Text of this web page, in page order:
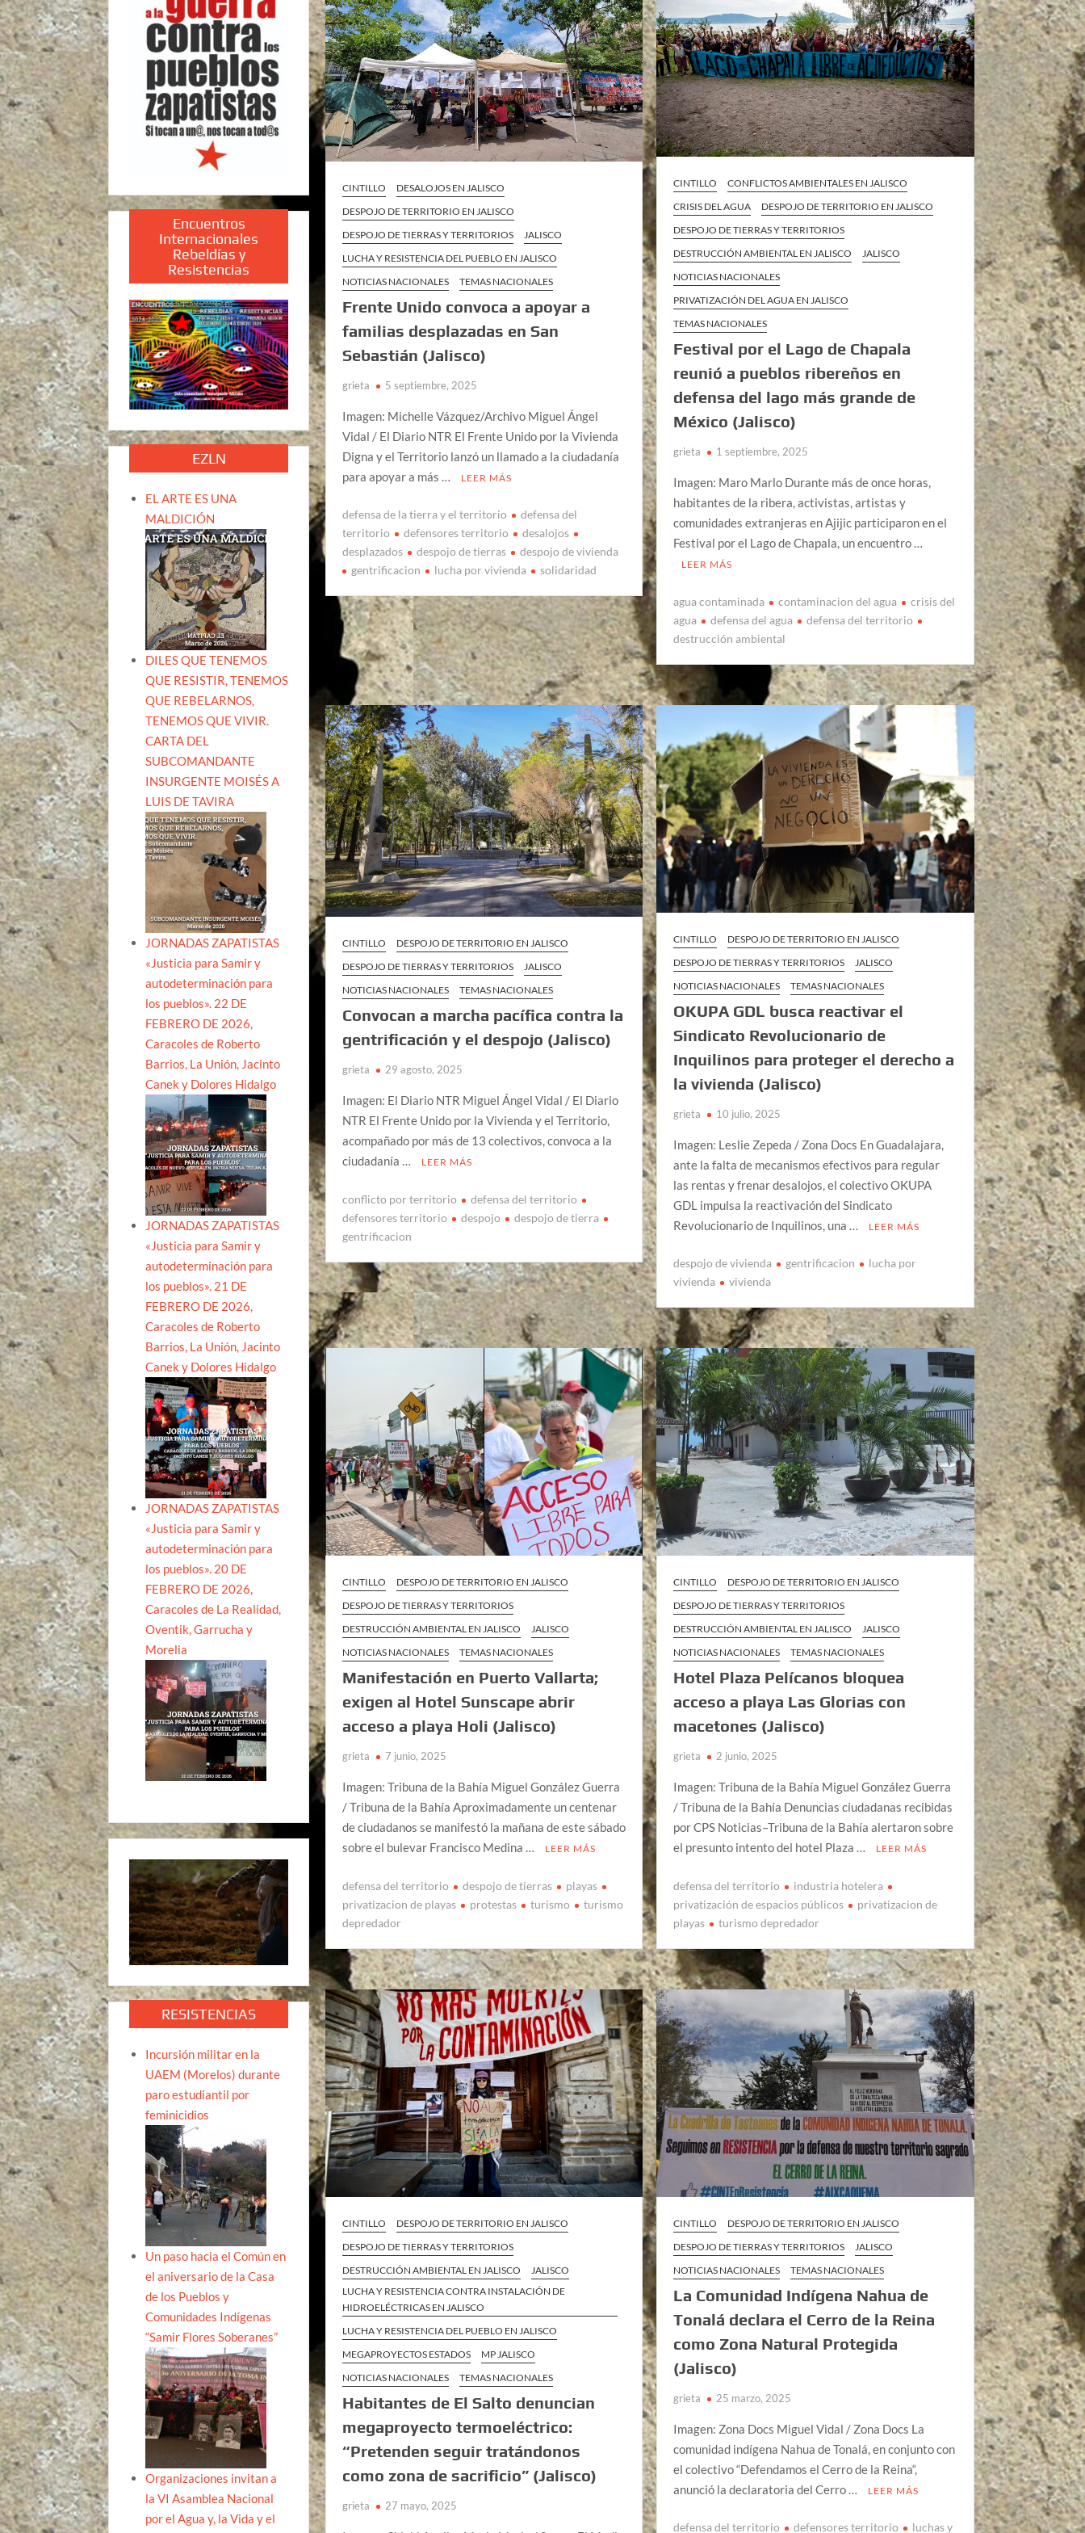
CINTILLO
DESALOJOS EN JALISCO
DESPOJO DE TERRITORIO EN JALISCO
DESPOJO DE TIERRAS Y TERRITORIOS
JALISCO
LUCHA Y RESISTENCIA DEL PUEBLO EN JALISCO
NOTICIAS NACIONALES
TEMAS NACIONALES
Frente Unido convoca a apoyar a
familias desplazadas en San
Sebastián (Jalisco)
grieta 5 septiembre, 2025
Imagen: Michelle Vázquez/Archivo Miguel Ángel
Vidal / El Diario NTR El Frente Unido por la Vivienda
Digna y el Territorio lanzó un llamado a la ciudadanía
para apoyar a más …
LEER MÁS
defensa de la tierra y el territorio
defensa del
territorio
defensores territorio
desalojos
desplazados
despojo de tierras
despojo de vivienda
gentrificacion
lucha por vivienda solidaridad
CINTILLO
CONFLICTOS AMBIENTALES EN JALISCO
CRISIS DEL AGUA
DESPOJO DE TERRITORIO EN JALISCO
DESPOJO DE TIERRAS Y TERRITORIOS
DESTRUCCIÓN AMBIENTAL EN JALISCO
JALISCO
NOTICIAS NACIONALES
PRIVATIZACIÓN DEL AGUA EN JALISCO
TEMAS NACIONALES
Festival por el Lago de Chapala
reunió a pueblos ribereños en
defensa del lago más grande de
México (Jalisco)
grieta 1 septiembre, 2025
Imagen: Maro Marlo Durante más de once horas,
habitantes de la ribera, activistas, artistas y
comunidades extranjeras en Ajijic participaron en el
Festival por el Lago de Chapala, un encuentro …
LEER MÁS
agua contaminada contaminacion del agua
crisis del
agua
defensa del agua
defensa del territorio
destrucción ambiental
CINTILLO
DESPOJO DE TERRITORIO EN JALISCO
DESPOJO DE TIERRAS Y TERRITORIOS
JALISCO
NOTICIAS NACIONALES
TEMAS NACIONALES
Convocan a marcha pacífica contra la
gentrificación y el despojo (Jalisco)
grieta 29 agosto, 2025
Imagen: El Diario NTR Miguel Ángel Vidal / El Diario
NTR El Frente Unido por la Vivienda y el Territorio,
acompañado por más de 13 colectivos, convoca a la
ciudadanía …
LEER MÁS
conflicto por territorio
defensa del territorio
defensores territorio
despojo
despojo de tierra
gentrificacion
CINTILLO
DESPOJO DE TERRITORIO EN JALISCO
DESPOJO DE TIERRAS Y TERRITORIOS
JALISCO
NOTICIAS NACIONALES
TEMAS NACIONALES
OKUPA GDL busca reactivar el
Sindicato Revolucionario de
Inquilinos para proteger el derecho a
la vivienda (Jalisco)
grieta 10 julio, 2025
Imagen: Leslie Zepeda / Zona Docs En Guadalajara,
ante la falta de mecanismos efectivos para regular
las rentas y frenar desalojos, el colectivo OKUPA
GDL impulsa la reactivación del Sindicato
Revolucionario de Inquilinos, una …
LEER MÁS
despojo de vivienda gentrificacion
lucha por
vivienda
vivienda
CINTILLO
DESPOJO DE TERRITORIO EN JALISCO
DESPOJO DE TIERRAS Y TERRITORIOS
DESTRUCCIÓN AMBIENTAL EN JALISCO
JALISCO
NOTICIAS NACIONALES
TEMAS NACIONALES
Manifestación en Puerto Vallarta;
exigen al Hotel Sunscape abrir
acceso a playa Holi (Jalisco)
grieta 7 junio, 2025
Imagen: Tribuna de la Bahía Miguel González Guerra
/ Tribuna de la Bahía Aproximadamente un centenar
de ciudadanos se manifestó la mañana de este sábado
sobre el bulevar Francisco Medina …
LEER MÁS
defensa del territorio despojo de tierras
playas
privatizacion de playas
protestas turismo
turismo
depredador
CINTILLO
DESPOJO DE TERRITORIO EN JALISCO
DESPOJO DE TIERRAS Y TERRITORIOS
DESTRUCCIÓN AMBIENTAL EN JALISCO
JALISCO
NOTICIAS NACIONALES
TEMAS NACIONALES
Hotel Plaza Pelícanos bloquea
acceso a playa Las Glorias con
macetones (Jalisco)
grieta 2 junio, 2025
Imagen: Tribuna de la Bahía Miguel González Guerra
/ Tribuna de la Bahía Denuncias ciudadanas recibidas
por CPS Noticias–Tribuna de la Bahía alertaron sobre
el presunto intento del hotel Plaza …
LEER MÁS
defensa del territorio
industria hotelera
privatización de espacios públicos
privatizacion de
playas
turismo depredador
CINTILLO
DESPOJO DE TERRITORIO EN JALISCO
DESPOJO DE TIERRAS Y TERRITORIOS
DESTRUCCIÓN AMBIENTAL EN JALISCO
JALISCO
LUCHA Y RESISTENCIA CONTRA INSTALACIÓN DE
HIDROELÉCTRICAS EN JALISCO
LUCHA Y RESISTENCIA DEL PUEBLO EN JALISCO
MEGAPROYECTOS ESTADOS
MP JALISCO
NOTICIAS NACIONALES
TEMAS NACIONALES
Habitantes de El Salto denuncian
megaproyecto termoeléctrico:
“Pretenden seguir tratándonos
como zona de sacrificio” (Jalisco)
grieta 27 mayo, 2025
CINTILLO
DESPOJO DE TERRITORIO EN JALISCO
DESPOJO DE TIERRAS Y TERRITORIOS
JALISCO
NOTICIAS NACIONALES
TEMAS NACIONALES
La Comunidad Indígena Nahua de
Tonalá declara el Cerro de la Reina
como Zona Natural Protegida
(Jalisco)
grieta 25 marzo, 2025
Imagen: Zona Docs Miguel Vidal / Zona Docs La
comunidad indígena Nahua de Tonalá, en conjunto con
el colectivo “Defendamos el Cerro de la Reina“,
anunció la declaratoria del Cerro …
LEER MÁS
defensa del territorio defensores territorio luchas y
Encuentros
Internacionales
Rebeldías y
Resistencias
EZLN
EL ARTE ES UNA
MALDICIÓN
DILES QUE TENEMOS
QUE RESISTIR, TENEMOS
QUE REBELARNOS,
TENEMOS QUE VIVIR.
CARTA DEL
SUBCOMANDANTE
INSURGENTE MOISÉS A
LUIS DE TAVIRA
JORNADAS ZAPATISTAS
«Justicia para Samir y
autodeterminación para
los pueblos». 22 DE
FEBRERO DE 2026,
Caracoles de Roberto
Barrios, La Unión, Jacinto
Canek y Dolores Hidalgo
JORNADAS ZAPATISTAS
«Justicia para Samir y
autodeterminación para
los pueblos». 21 DE
FEBRERO DE 2026,
Caracoles de Roberto
Barrios, La Unión, Jacinto
Canek y Dolores Hidalgo
JORNADAS ZAPATISTAS
«Justicia para Samir y
autodeterminación para
los pueblos». 20 DE
FEBRERO DE 2026,
Caracoles de La Realidad,
Oventik, Garrucha y
Morelia
RESISTENCIAS
Incursión militar en la
UAEM (Morelos) durante
paro estudiantil por
feminicidios
Un paso hacia el Común en
el aniversario de la Casa
de los Pueblos y
Comunidades Indígenas
“Samir Flores Soberanes”
Organizaciones invitan a
la VI Asamblea Nacional
por el Agua y, la Vida y el